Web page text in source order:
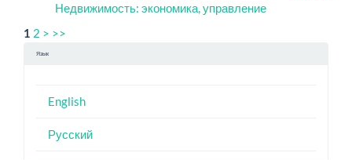
Недвижимость: экономика, управление
1 2 > >>
Язык
English
Русский